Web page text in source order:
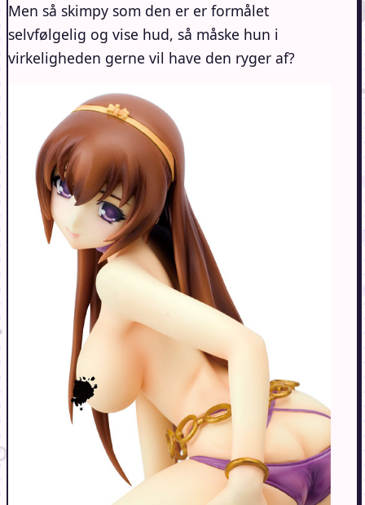
Men så skimpy som den er er formålet
selvfølgelig og vise hud, så måske hun i
virkeligheden gerne vil have den ryger af?